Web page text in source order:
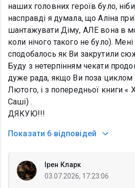
наших головних героїв було,
насправді я думала, що Аліна
шантажувати Діму, АЛЕ вона в
коли нічого такого не було).
сподобалось як Ви закрутили
Буду з нетерпінням чекати
дуже рада, якщо Ви поза циклом
Лютого, і з попередньої книги «
Саші) .
ДЯКУЮ!!!
Показати 6 відповідей
Ірен Кларк
03.07.2026, 17:23:06